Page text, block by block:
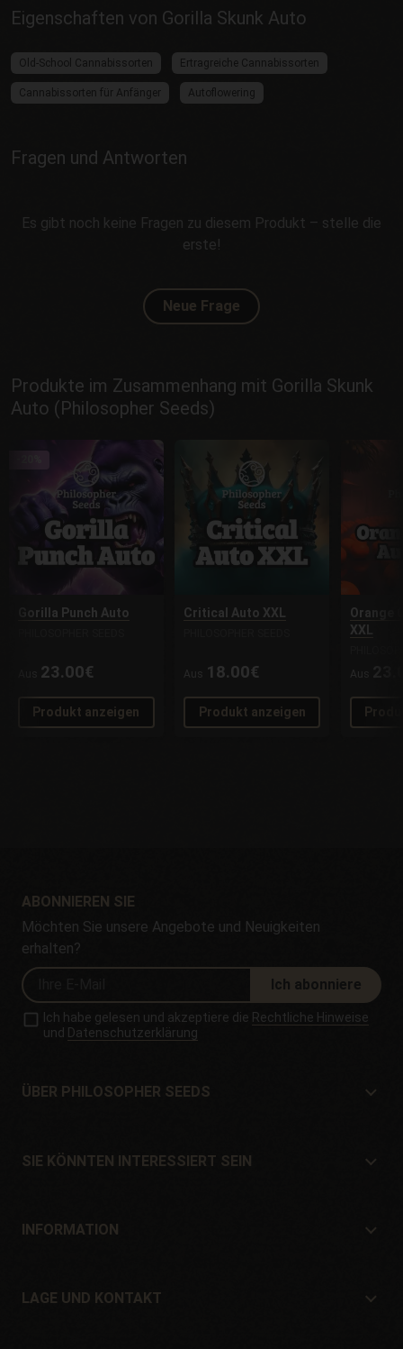
Eigenschaften von Gorilla Skunk Auto
Old-School Cannabissorten Ertragreiche Cannabissorten
Cannabissorten für Anfänger Autoflowering
Fragen und Antworten
Es gibt noch keine Fragen zu diesem Produkt – stelle die
erste!
Neue Frage
Produkte im Zusammenhang mit Gorilla Skunk
Auto (Philosopher Seeds)
Gorilla Punch Auto
23.00€
Produkt anzeigen
Critical Auto XXL
Aus 18.00€
Produkt anzeigen
Orange
XXL
Aus
ABONNIEREN SIE
Möchten Sie unsere Angebote und Neuigkeiten
erhalten?
Ich abonniere
Ich habe gelesen und akzeptiere die Rechtliche Hinweise
und Datenschutzerklärung
ÜBER PHILOSOPHER SEEDS
Lage und Kontakt
SIE KÖNNTEN INTERESSIERT SEIN
Angebote
INFORMATION
Garantien und Rücksendungen
LAGE UND KONTAKT